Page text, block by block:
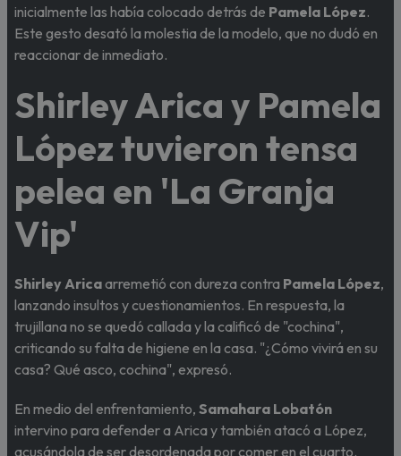
inicialmente las había colocado detrás de Pamela López.
Este gesto desató la molestia de la modelo, que no dudó en
reaccionar de inmediato.
Shirley Arica y Pamela
López tuvieron tensa
pelea en 'La Granja
Vip'
Shirley Aricaarremetió con dureza contra Pamela López,
lanzando insultos y cuestionamientos. En respuesta, la
trujillana no se quedó callada y la calificó de "cochina",
criticando su falta de higiene en la casa. "¿Cómo vivirá en su
casa? Qué asco, cochina", expresó.
En medio del enfrentamiento, Samahara Lobatón
intervino para defender a Arica y también atacó a López,
acusándola de ser desordenada por comer en el cuarto.